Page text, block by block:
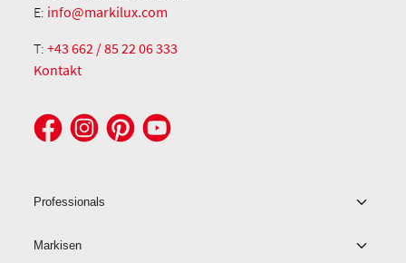
E: info@markilux.com
T:+43 662 / 85 22 06 333
Kontakt
Professionals
Markisen